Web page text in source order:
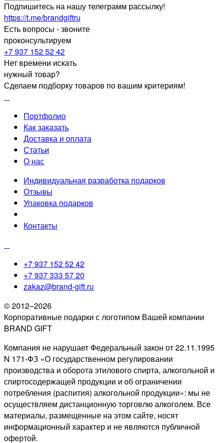
Подпишитесь на нашу телеграмм рассылку!
https://t.me/brandgiftru
Есть вопросы - звоните
проконсультируем
+7 937 152 52 42
Нет времени искать
нужный товар?
Сделаем подборку товаров по вашим критериям!
Портфолио
Как заказать
Доставка и оплата
Статьи
О нас
Индивидуальная разработка подарков
Отзывы
Упаковка подарков
Контакты
+7 937 152 52 42
+7 937 333 57 20
zakaz@brand-gift.ru
© 2012–2026
Корпоративные подарки с логотипом Вашей компании
BRAND GIFT
Компания не нарушает Федеральный закон от 22.11.1995
N 171-ФЗ «О государственном регулировании
производства и оборота этилового спирта, алкогольной и
спиртосодержащей продукции и об ограничении
потребления (распития) алкогольной продукции»: мы не
осуществляем дистанционную торговлю алкоголем. Все
материалы, размещенные на этом сайте, носят
информационный характер и не являются публичной
офертой.